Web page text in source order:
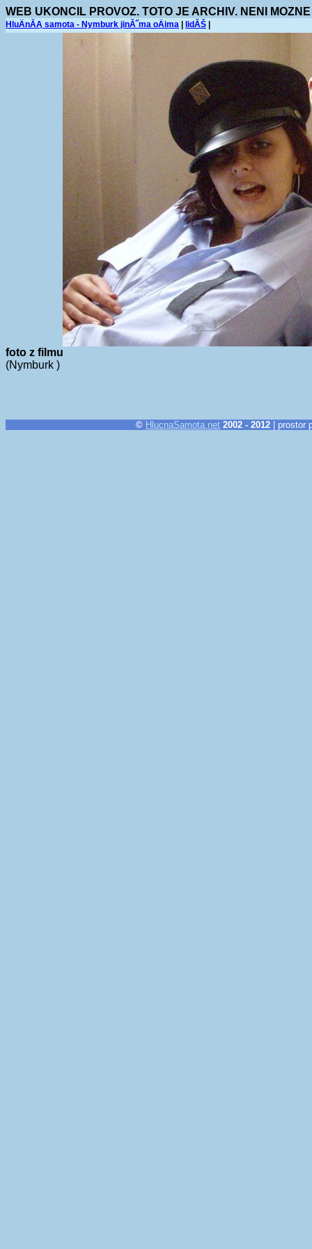
WEB UKONCIL PROVOZ. TOTO JE ARCHIV. NENI
HluÄnĂĄ samota - Nymburk jinĂ˝ma oÄima lidĂŠ
foto z filmu
(Nymburk )
© HlucnaSamota.net 2002 - 2012 | prostor